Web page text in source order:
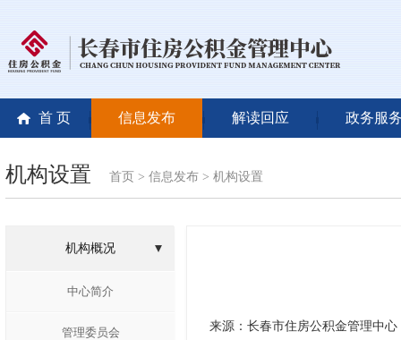
首 页 信息发布 解读回应 政务服
机构设置 首页 > 信息发布 > 机构设置
机构概况
中心简介
管理委员会 来源：长春市住房公积金管理中心